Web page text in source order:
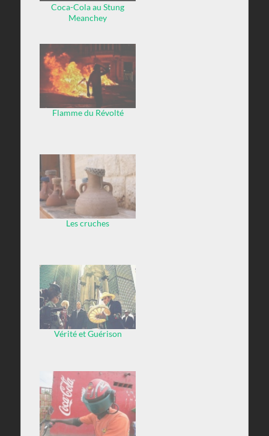
Coca-Cola au Stung
Meanchey
Flamme du Révolté
Les cruches
Vérité et Guérison